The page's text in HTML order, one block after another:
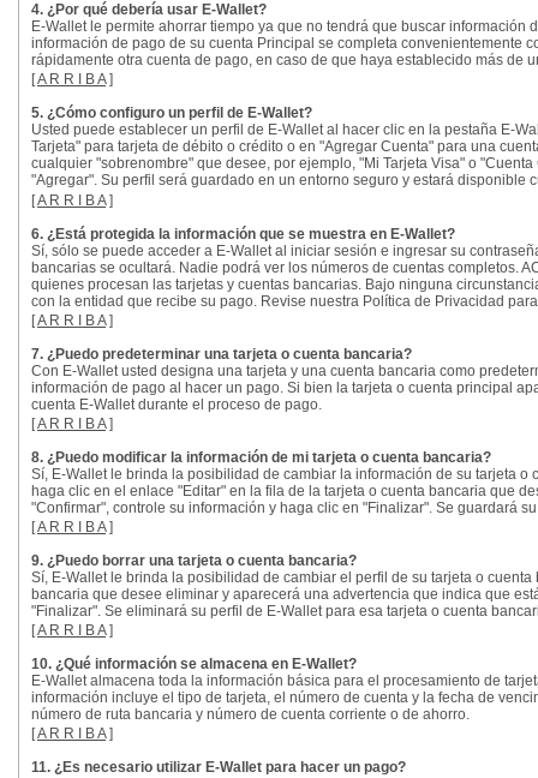
4. ¿Por qué debería usar E-Wallet?
E-Wallet le permite ahorrar tiempo ya que no tendrá que buscar
información de pago de su cuenta Principal se completa convenientemente
rápidamente otra cuenta de pago, en caso de que haya establecido más de
[A R R I B A]
5. ¿Cómo configuro un perfil de E-Wallet?
Usted puede establecer un perfil de E-Wallet al hacer clic en la pestaña E-
Tarjeta" para tarjeta de débito o crédito o en "Agregar Cuenta" para una
cualquier "sobrenombre" que desee, por ejemplo, "Mi Tarjeta Visa" o
"Agregar". Su perfil será guardado en un entorno seguro y estará disponible
[A R R I B A]
6. ¿Está protegida la información que se muestra en E-Wallet?
Sí, sólo se puede acceder a E-Wallet al iniciar sesión e ingresar su
bancarias se ocultará. Nadie podrá ver los números de cuentas completos.
quienes procesan las tarjetas y cuentas bancarias. Bajo ninguna
con la entidad que recibe su pago. Revise nuestra Política de Privacidad
[A R R I B A]
7. ¿Puedo predeterminar una tarjeta o cuenta bancaria?
Con E-Wallet usted designa una tarjeta y una cuenta bancaria como
información de pago al hacer un pago. Si bien la tarjeta o cuenta principal
cuenta E-Wallet durante el proceso de pago.
[A R R I B A]
8. ¿Puedo modificar la información de mi tarjeta o cuenta bancaria?
Sí, E-Wallet le brinda la posibilidad de cambiar la información de su tarjeta
haga clic en el enlace "Editar" en la fila de la tarjeta o cuenta bancaria que
"Confirmar", controle su información y haga clic en "Finalizar". Se guardará
[A R R I B A]
9. ¿Puedo borrar una tarjeta o cuenta bancaria?
Sí, E-Wallet le brinda la posibilidad de cambiar el perfil de su tarjeta o
bancaria que desee eliminar y aparecerá una advertencia que indica que
"Finalizar". Se eliminará su perfil de E-Wallet para esa tarjeta o cuenta
[A R R I B A]
10. ¿Qué información se almacena en E-Wallet?
E-Wallet almacena toda la información básica para el procesamiento de
información incluye el tipo de tarjeta, el número de cuenta y la fecha de
número de ruta bancaria y número de cuenta corriente o de ahorro.
[A R R I B A]
11. ¿Es necesario utilizar E-Wallet para hacer un pago?